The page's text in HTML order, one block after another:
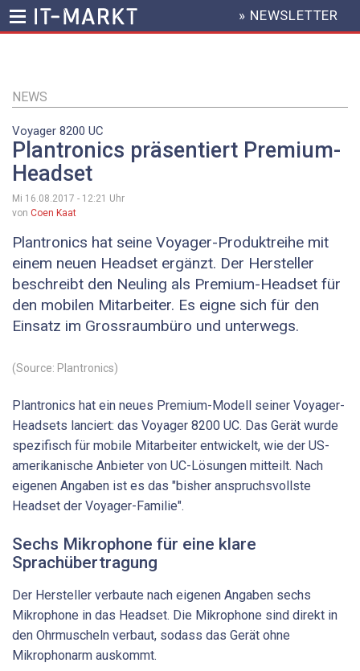
Inhalt
HEADER
MENU
» NEWSLETTER
NEWS
Voyager 8200 UC
Plantronics präsentiert Premium-
Headset
Mi 16.08.2017 - 12:21 Uhr
von Coen Kaat
Plantronics hat seine Voyager-Produktreihe mit
einem neuen Headset ergänzt. Der Hersteller
beschreibt den Neuling als Premium-Headset für
den mobilen Mitarbeiter. Es eigne sich für den
Einsatz im Grossraumbüro und unterwegs.
(Source: Plantronics)
Plantronics hat ein neues Premium-Modell seiner Voyager-
Headsets lanciert: das Voyager 8200 UC. Das Gerät wurde
spezifisch für mobile Mitarbeiter entwickelt, wie der US-
amerikanische Anbieter von UC-Lösungen mitteilt. Nach
eigenen Angaben ist es das "bisher anspruchsvollste
Headset der Voyager-Familie".
Sechs Mikrophone für eine klare
Sprachübertragung
Der Hersteller verbaute nach eigenen Angaben sechs
Mikrophone in das Headset. Die Mikrophone sind direkt in
den Ohrmuscheln verbaut, sodass das Gerät ohne
Mikrophonarm auskommt.